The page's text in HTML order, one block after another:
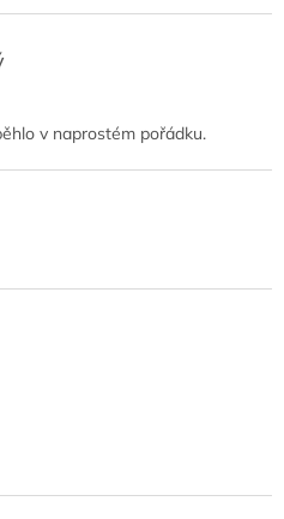
je 5 z 5 hvězdiček.
v naprostém pořádku.
je 5 z 5 hvězdiček.
je 5 z 5 hvězdiček.